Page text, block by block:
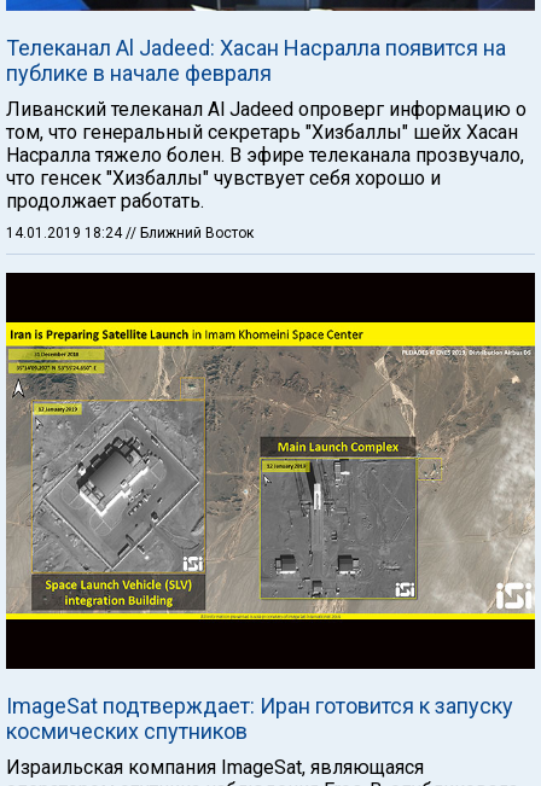
Телеканал Al Jadeed: Хасан Насралла появится на
публике в начале февраля
Ливанский телеканал Al Jadeed опроверг информацию о
том, что генеральный секретарь "Хизбаллы" шейх Хасан
Насралла тяжело болен. В эфире телеканала прозвучало,
что генсек "Хизбаллы" чувствует себя хорошо и
продолжает работать.
14.01.2019 18:24 // Ближний Восток
ImageSat подтверждает: Иран готовится к запуску
космических спутников
Израильская компания ImageSat, являющаяся